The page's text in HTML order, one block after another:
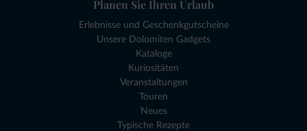
Planen Sie Ihren Urlaub
Erlebnisse und Geschenkgutscheine
Unsere Dolomiten Gadgets
Kataloge
Kuriositäten
Veranstaltungen
Touren
Neues
Typische Rezepte